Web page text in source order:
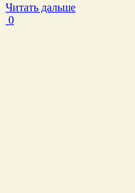
Читать дальше
0